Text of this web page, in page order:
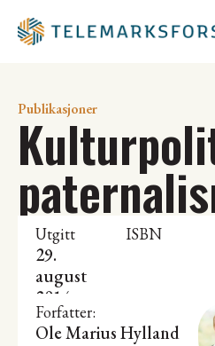
Publikasjoner
Utgitt
29.
august
2014
ISBN
Forfatter:
Ole Marius Hylland